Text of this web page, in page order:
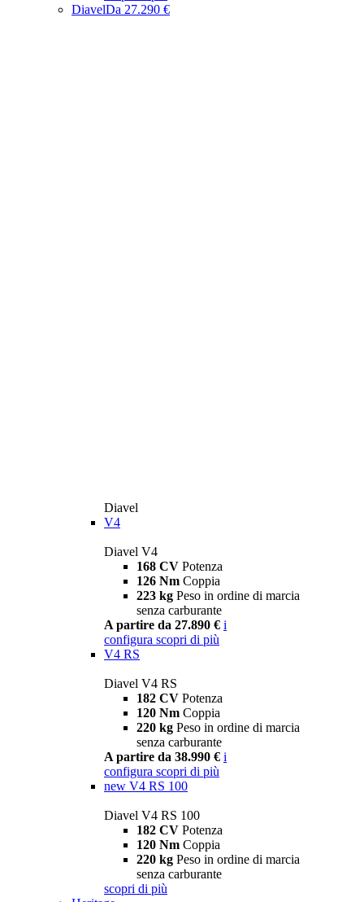
DiavelDa 27.290 €
Diavel
V4
Diavel V4
168 CV Potenza
126 Nm Coppia
223 kg Peso in ordine di marcia
senza carburante
A partire da 27.890 € i
configura scopri di più
V4 RS
Diavel V4 RS
182 CV Potenza
120 Nm Coppia
220 kg Peso in ordine di marcia
senza carburante
A partire da 38.990 € i
configura scopri di più
new V4 RS 100
Diavel V4 RS 100
182 CV Potenza
120 Nm Coppia
220 kg Peso in ordine di marcia
senza carburante
scopri di più